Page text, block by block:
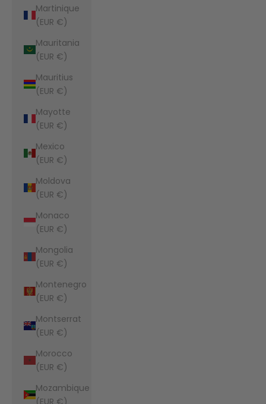
Martinique
(EUR €)
Mauritania
(EUR €)
Mauritius
(EUR €)
Mayotte
(EUR €)
Mexico
(EUR €)
Moldova
(EUR €)
Monaco
(EUR €)
Mongolia
(EUR €)
Montenegro
(EUR €)
Montserrat
(EUR €)
Morocco
(EUR €)
Mozambique
(EUR €)